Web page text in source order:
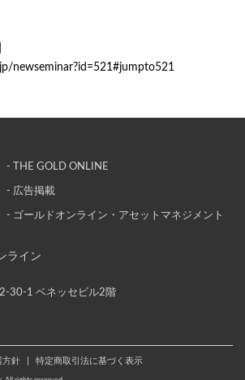
newseminar?id=521#jumpto521
ライン
30-1 ベネッセビル2階
- THE GOLD ONLINE
- 広告掲載
- ゴールドオンライン・アセットマネジメント
方針 特定商取引法に基づく表示